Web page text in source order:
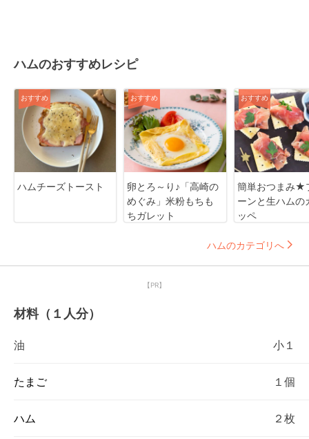
ハムのおすすめレシピ
おすすめ
ハムチーズトースト
おすすめ
卵とろ～り♪「高崎の
めぐみ」米粉もちも
ちガレット
おすすめ
簡単おつまみ★
ーンと生ハムの
ッペ
ハムのカテゴリへ
【PR】
材料（１人分）
油 小１
たまご １個
ハム ２枚